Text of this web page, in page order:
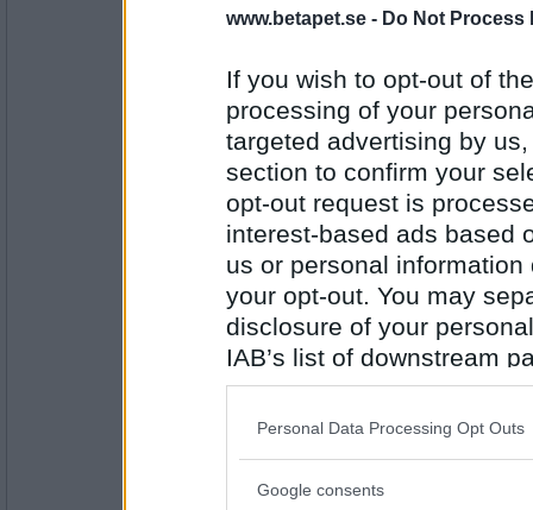
www.betapet.se - Do Not Process
If you wish to opt-out of
processing of your
targeted advertising by
section to confirm your
opt-out request is
interest-based ads based
us or personal
your opt-out. You may
disclosure of your
IAB’s list of downstream
also be disclosed by us
Downstream Participants
Please note that this
Personal Data Processing Opt Outs
Google consents
bäcker- Ej medlem längre
Antal inlägg: 316
Det kommer nog att hända igen.
Antal inlägg:
7521
Nu har du väl lärt dig att du aldrig får ta
Jag hinner helt enkelt inte med
Sotfinger
Antal inlägg: